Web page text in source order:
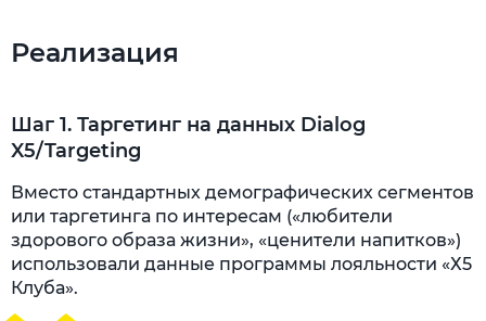
Реализация
Шаг 1. Таргетинг на данных Dialog
X5/Targeting
Вместо стандартных демографических сегментов
или таргетинга по интересам («любители
здорового образа жизни», «ценители напитков»)
использовали данные программы лояльности «Х5
Клуба».